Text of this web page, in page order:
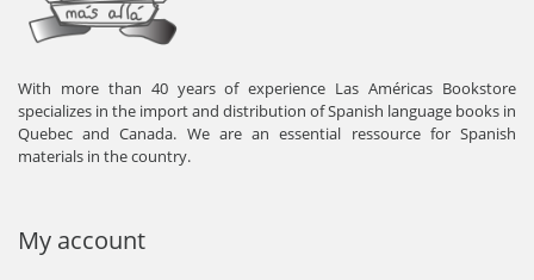
With more than 40 years of experience Las Américas Bookstore
specializes in the import and distribution of Spanish language books in
Quebec and Canada. We are an essential ressource for Spanish
materials in the country.
My account